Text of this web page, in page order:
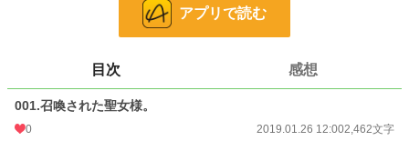
他投稿サイト（小説家になろう等）でも連載中。
66,375 位 / 66,375 件
お気に入り 64
アプリで読む
目次 感想
001.召喚された聖女様。
0 2019.01.26 12:002,462文字